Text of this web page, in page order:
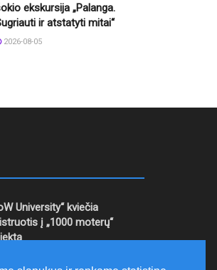
ekskursija „Palanga.
ir atstatyti mitai“
2026-08-05
University“ kviečia
į „1000 moterų“